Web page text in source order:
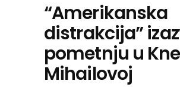
“Amerikanska
distrakcija”
pometnju u
Mihailovoj